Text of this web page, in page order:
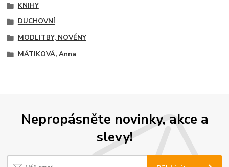
KNIHY
DUCHOVNÍ
MODLITBY, NOVÉNY
MÁTIKOVÁ, Anna
Nepropásněte novinky, akce a
slevy!